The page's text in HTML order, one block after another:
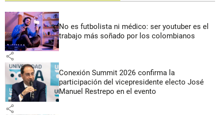
No es futbolista ni médico: ser youtuber es el
trabajo más soñado por los colombianos
share
Conexión Summit 2026 confirma la
participación del vicepresidente electo José
Manuel Restrepo en el evento
share